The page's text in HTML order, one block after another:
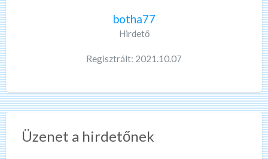
botha77
Hirdető
Regisztrált: 2021.10.07
Üzenet a hirdetőnek